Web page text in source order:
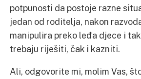
potpunosti da postoje razne
jedan od roditelja, nakon
manipulira preko leđa djece i
trebaju riješiti, čak i kazniti.
Ali, odgovorite mi, molim Vas,